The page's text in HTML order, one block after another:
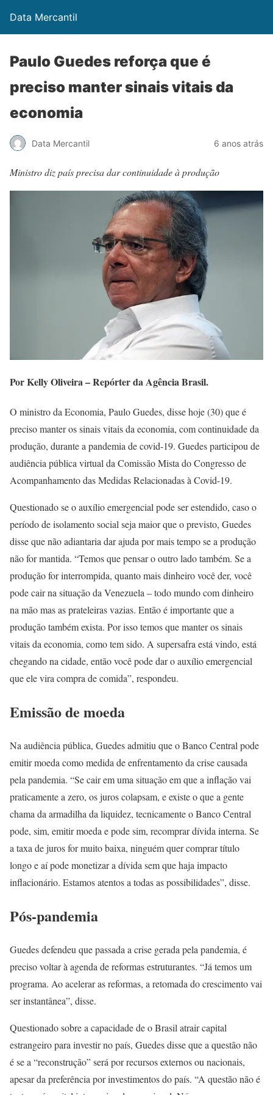
Data Mercantil
Paulo Guedes reforça que é
preciso manter sinais vitais da
economia
Data Mercantil 6 anos atrás
Ministro diz país precisa dar continuidade à produção
Por Kelly Oliveira – Repórter da Agência Brasil.
O ministro da Economia, Paulo Guedes, disse hoje (30) que é
preciso manter os sinais vitais da economia, com continuidade da
produção, durante a pandemia de covid-19. Guedes participou de
audiência pública virtual da Comissão Mista do Congresso de
Acompanhamento das Medidas Relacionadas à Covid-19.
Questionado se o auxílio emergencial pode ser estendido, caso o
período de isolamento social seja maior que o previsto, Guedes
disse que não adiantaria dar ajuda por mais tempo se a produção
não for mantida. “Temos que pensar o outro lado também. Se a
produção for interrompida, quanto mais dinheiro você der, você
pode cair na situação da Venezuela – todo mundo com dinheiro
na mão mas as prateleiras vazias. Então é importante que a
produção também exista. Por isso temos que manter os sinais
vitais da economia, como tem sido. A supersafra está vindo, está
chegando na cidade, então você pode dar o auxílio emergencial
que ele vira compra de comida”, respondeu.
Emissão de moeda
Na audiência pública, Guedes admitiu que o Banco Central pode
emitir moeda como medida de enfrentamento da crise causada
pela pandemia. “Se cair em uma situação em que a inflação vai
praticamente a zero, os juros colapsam, e existe o que a gente
chama da armadilha da liquidez, tecnicamente o Banco Central
pode, sim, emitir moeda e pode sim, recomprar dívida interna. Se
a taxa de juros for muito baixa, ninguém quer comprar título
longo e aí pode monetizar a dívida sem que haja impacto
inflacionário. Estamos atentos a todas as possibilidades”, disse.
Pós-pandemia
Guedes defendeu que passada a crise gerada pela pandemia, é
preciso voltar à agenda de reformas estruturantes. “Já temos um
programa. Ao acelerar as reformas, a retomada do crescimento vai
ser instantânea”, disse.
Questionado sobre a capacidade de o Brasil atrair capital
estrangeiro para investir no país, Guedes disse que a questão não
é se a “reconstrução” será por recursos externos ou nacionais,
apesar da preferência por investimentos do país. “A questão não é